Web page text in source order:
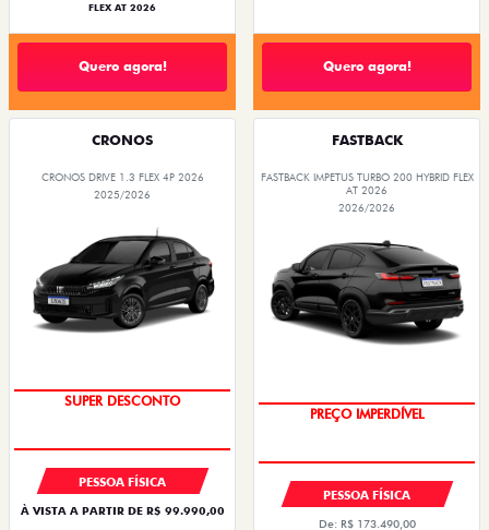
FLEX AT 2026
Quero agora! Quero agora!
CRONOS
CRONOS DRIVE 1.3 FLEX 4P 2026
2025/2026
SUPER DESCONTO
PESSOA FÍSICA
À VISTA A PARTIR DE R$ 99.990,00
FASTBACK
FASTBACK IMPETUS TURBO 200 HYBRID FLEX
AT 2026
2026/2026
PREÇO IMPERDÍVEL
PESSOA FÍSICA
De: R$ 173.490,00